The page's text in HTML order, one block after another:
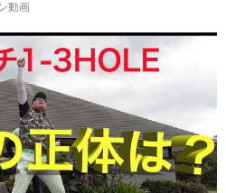
動画